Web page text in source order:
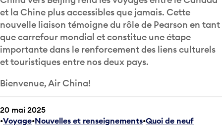
et la Chine plus accessibles que jamais. Cette
nouvelle liaison témoigne du rôle de Pearson en tant
que carrefour mondial et constitue une étape
importante dans le renforcement des liens culturels
et touristiques entre nos deux pays.
Bienvenue, Air China!
20 mai 2025
Voyage•Nouvelles et renseignements•Quoi de neuf